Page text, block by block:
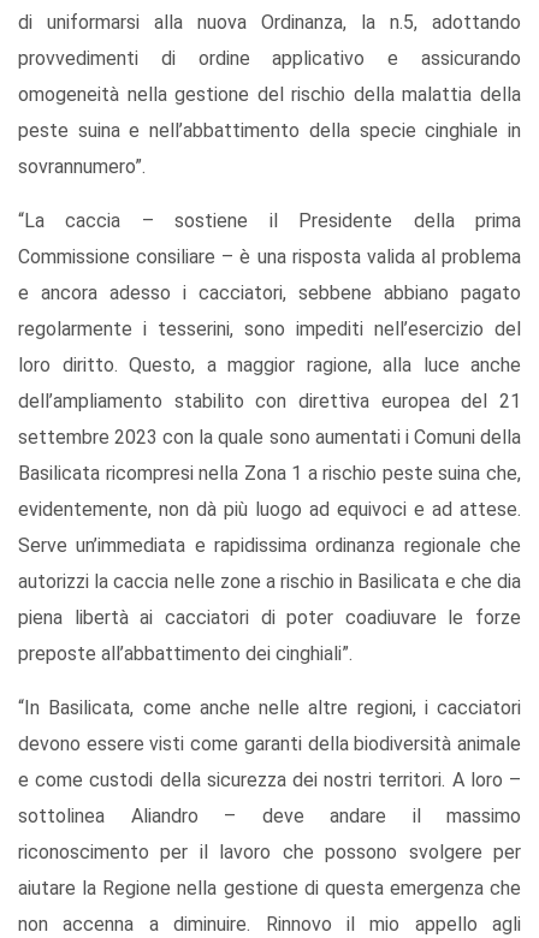
di uniformarsi alla nuova Ordinanza, la n.5, adottando
provvedimenti di ordine applicativo e assicurando
omogeneità nella gestione del rischio della malattia della
peste suina e nell’abbattimento della specie cinghiale in
sovrannumero”.
“La caccia – sostiene il Presidente della prima
Commissione consiliare – è una risposta valida al problema
e ancora adesso i cacciatori, sebbene abbiano pagato
regolarmente i tesserini, sono impediti nell’esercizio del
loro diritto. Questo, a maggior ragione, alla luce anche
dell’ampliamento stabilito con direttiva europea del 21
settembre 2023 con la quale sono aumentati i Comuni della
Basilicata ricompresi nella Zona 1 a rischio peste suina che,
evidentemente, non dà più luogo ad equivoci e ad attese.
Serve un’immediata e rapidissima ordinanza regionale che
autorizzi la caccia nelle zone a rischio in Basilicata e che dia
piena libertà ai cacciatori di poter coadiuvare le forze
preposte all’abbattimento dei cinghiali”.
“In Basilicata, come anche nelle altre regioni, i cacciatori
devono essere visti come garanti della biodiversità animale
e come custodi della sicurezza dei nostri territori. A loro –
sottolinea Aliandro – deve andare il massimo
riconoscimento per il lavoro che possono svolgere per
aiutare la Regione nella gestione di questa emergenza che
non accenna a diminuire. Rinnovo il mio appello agli